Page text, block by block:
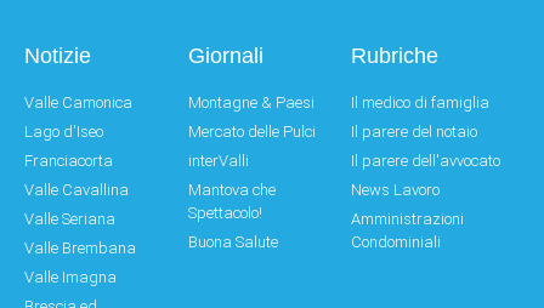
Notizie
Valle Camonica
Lago d'Iseo
Franciacorta
Valle Cavallina
Valle Seriana
Valle Brembana
Valle Imagna
Giornali
Montagne & Paesi
Mercato delle Pulci
interValli
Mantova che
Spettacolo!
Buona Salute
Rubriche
Il medico di famiglia
Il parere del notaio
Il parere dell'avvocato
News Lavoro
Amministrazioni
Condominiali